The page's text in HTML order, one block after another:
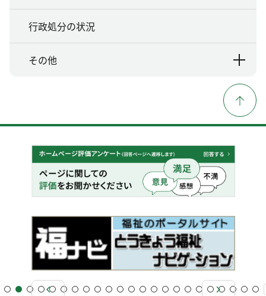
行政処分の状況
その他